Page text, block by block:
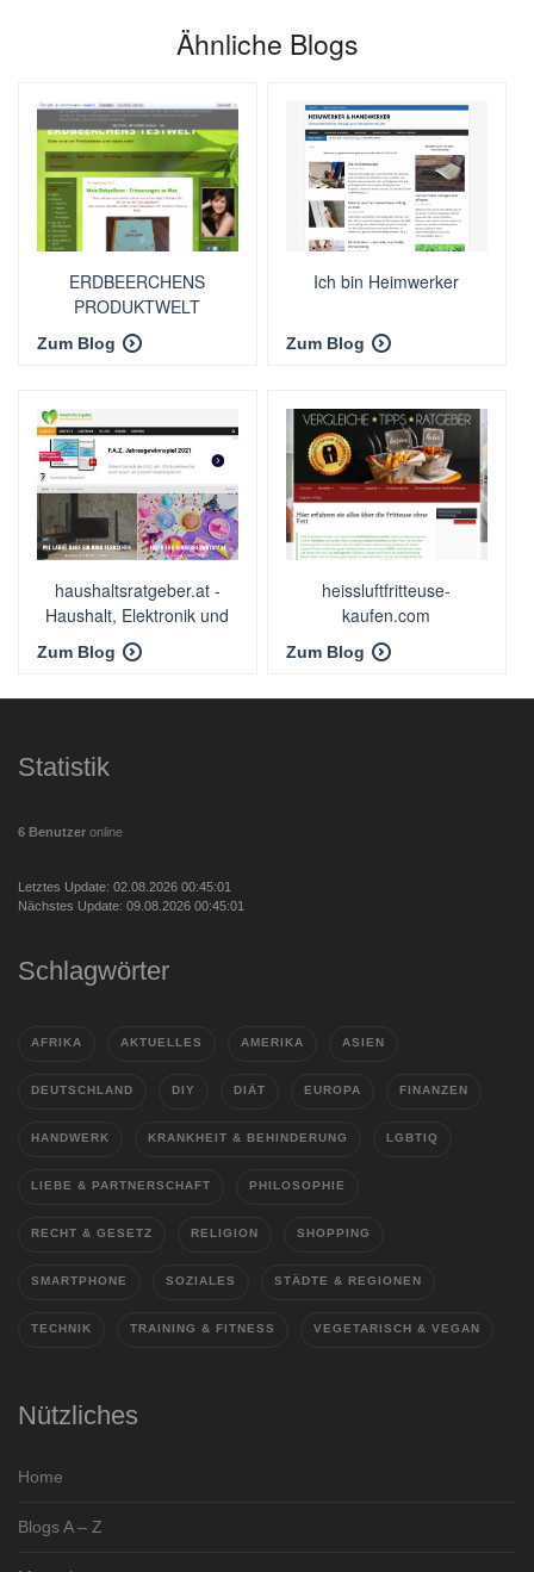
Ähnliche Blogs
ERDBEERCHENS
PRODUKTWELT
Zum Blog
Ich bin Heimwerker
Zum Blog
haushaltsratgeber.at -
Haushalt, Elektronik und
mehr
Zum Blog
heissluftfritteuse-
kaufen.com
Zum Blog
Statistik
6 Benutzer online
Letztes Update: 02.08.2026 00:45:01
Nächstes Update: 09.08.2026 00:45:01
Schlagwörter
AFRIKA AKTUELLES AMERIKA ASIEN
DEUTSCHLAND DIY DIÄT EUROPA FINANZEN
HANDWERK KRANKHEIT & BEHINDERUNG LGBTIQ
LIEBE & PARTNERSCHAFT PHILOSOPHIE
RECHT & GESETZ RELIGION SHOPPING
SMARTPHONE SOZIALES STÄDTE & REGIONEN
TECHNIK TRAINING & FITNESS VEGETARISCH & VEGAN
Nützliches
Home
Blogs A – Z